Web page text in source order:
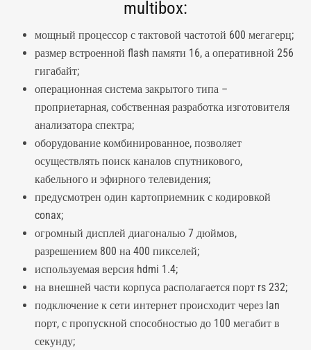
multibox:
мощный процессор с тактовой частотой 600 мегагерц;
размер встроенной flash памяти 16, а оперативной 256
гигабайт;
операционная система закрытого типа –
проприетарная, собственная разработка изготовителя
анализатора спектра;
оборудование комбинированное, позволяет
осуществлять поиск каналов спутникового,
кабельного и эфирного телевидения;
предусмотрен один картоприемник с кодировкой
conax;
огромный дисплей диагональю 7 дюймов,
разрешением 800 на 400 пикселей;
используемая версия hdmi 1.4;
на внешней части корпуса располагается порт rs 232;
подключение к сети интернет происходит через lan
порт, с пропускной способностью до 100 мегабит в
секунду;